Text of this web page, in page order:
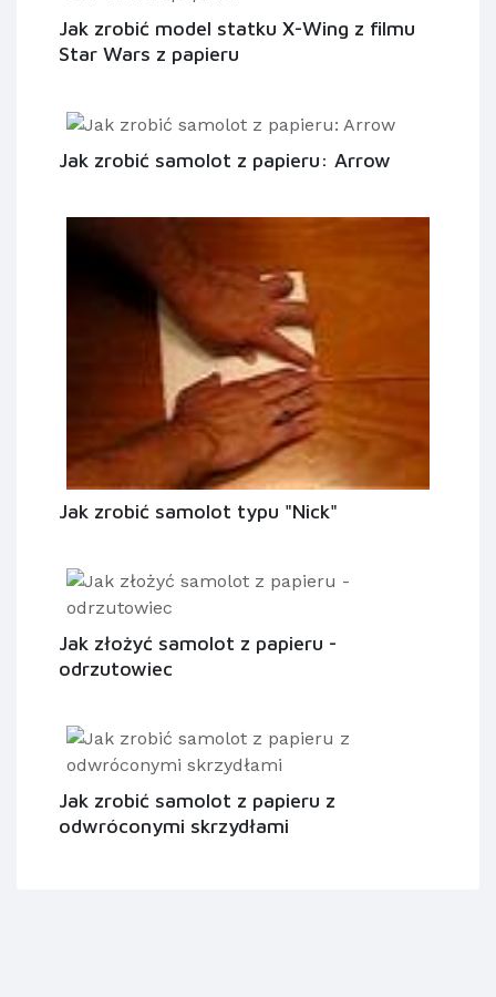
Jak zrobić model statku X-Wing z filmu
Star Wars z papieru
Jak zrobić samolot z papieru: Arrow
Jak zrobić samolot typu "Nick"
Jak złożyć samolot z papieru -
odrzutowiec
Jak zrobić samolot z papieru z
odwróconymi skrzydłami